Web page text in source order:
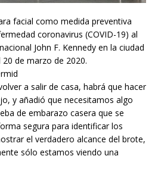
facial como medida preventiva
coronavirus (COVID-19) al
John F. Kennedy en la ciudad
20 de marzo de 2020.
a salir de casa, habrá que hacer
y añadió que necesitamos algo
de embarazo casera que se
segura para identificar los
el verdadero alcance del brote,
sólo estamos viendo una